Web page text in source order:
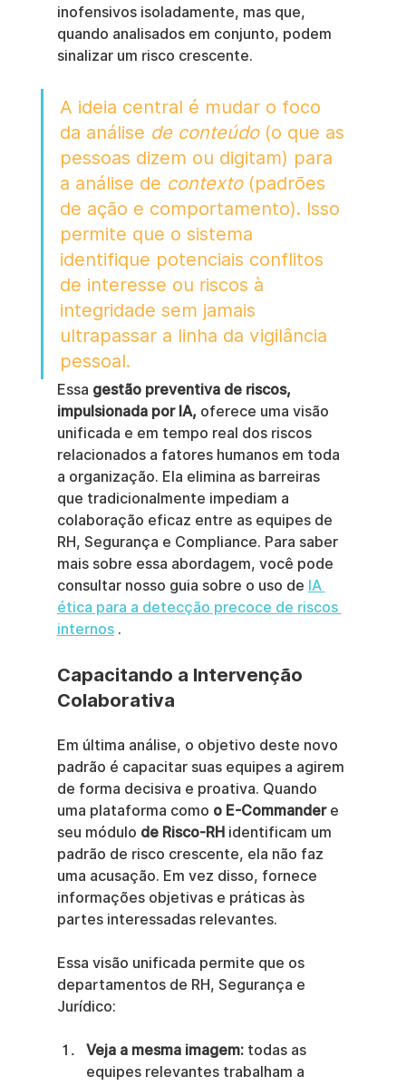
inofensivos isoladamente, mas que,
quando analisados em conjunto, podem
sinalizar um risco crescente.
A ideia central é mudar o foco
da análise de conteúdo (o que as
pessoas dizem ou digitam) para
a análise de contexto (padrões
de ação e comportamento). Isso
permite que o sistema
identifique potenciais conflitos
de interesse ou riscos à
integridade sem jamais
ultrapassar a linha da vigilância
pessoal.
Essa gestão preventiva de riscos,
impulsionada por IA, oferece uma visão
unificada e em tempo real dos riscos
relacionados a fatores humanos em toda
a organização. Ela elimina as barreiras
que tradicionalmente impediam a
colaboração eficaz entre as equipes de
RH, Segurança e Compliance. Para saber
mais sobre essa abordagem, você pode
consultar nosso guia sobre o uso de IA
ética para a detecção precoce de riscos
internos .
Capacitando a Intervenção
Colaborativa
Em última análise, o objetivo deste novo
padrão é capacitar suas equipes a agirem
de forma decisiva e proativa. Quando
uma plataforma como o E-Commander e
seu módulo de Risco-RH identificam um
padrão de risco crescente, ela não faz
uma acusação. Em vez disso, fornece
informações objetivas e práticas às
partes interessadas relevantes.
Essa visão unificada permite que os
departamentos de RH, Segurança e
Jurídico:
Veja a mesma imagem: todas as
equipes relevantes trabalham a